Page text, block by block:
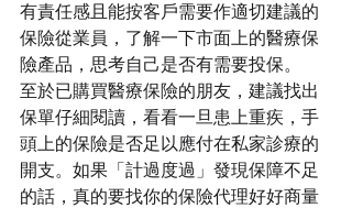
有責任感且能按客戶需要作適切建議的
保險從業員，了解一下市面上的醫療保
險產品，思考自己是否有需要投保。
至於已購買醫療保險的朋友，建議找出
保單仔細閱讀，看看一旦患上重疾，手
頭上的保險是否足以應付在私家診療的
開支。如果「計過度過」發現保障不足
的話，真的要找你的保險代理好好商量